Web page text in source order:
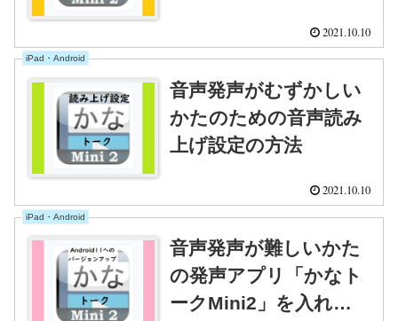
2021.10.10
iPad・Android
音声発声がむずかしい
かたのための音声読み
上げ設定の方法
2021.10.10
iPad・Android
音声発声が難しいかた
の発声アプリ「かなト
ークMini2」を入れる